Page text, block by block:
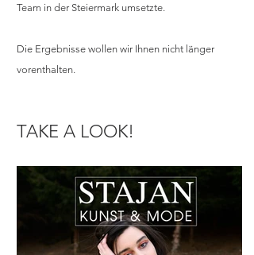
Team in der Steiermark umsetzte.
Die Ergebnisse wollen wir Ihnen nicht länger
vorenthalten.
TAKE A LOOK!